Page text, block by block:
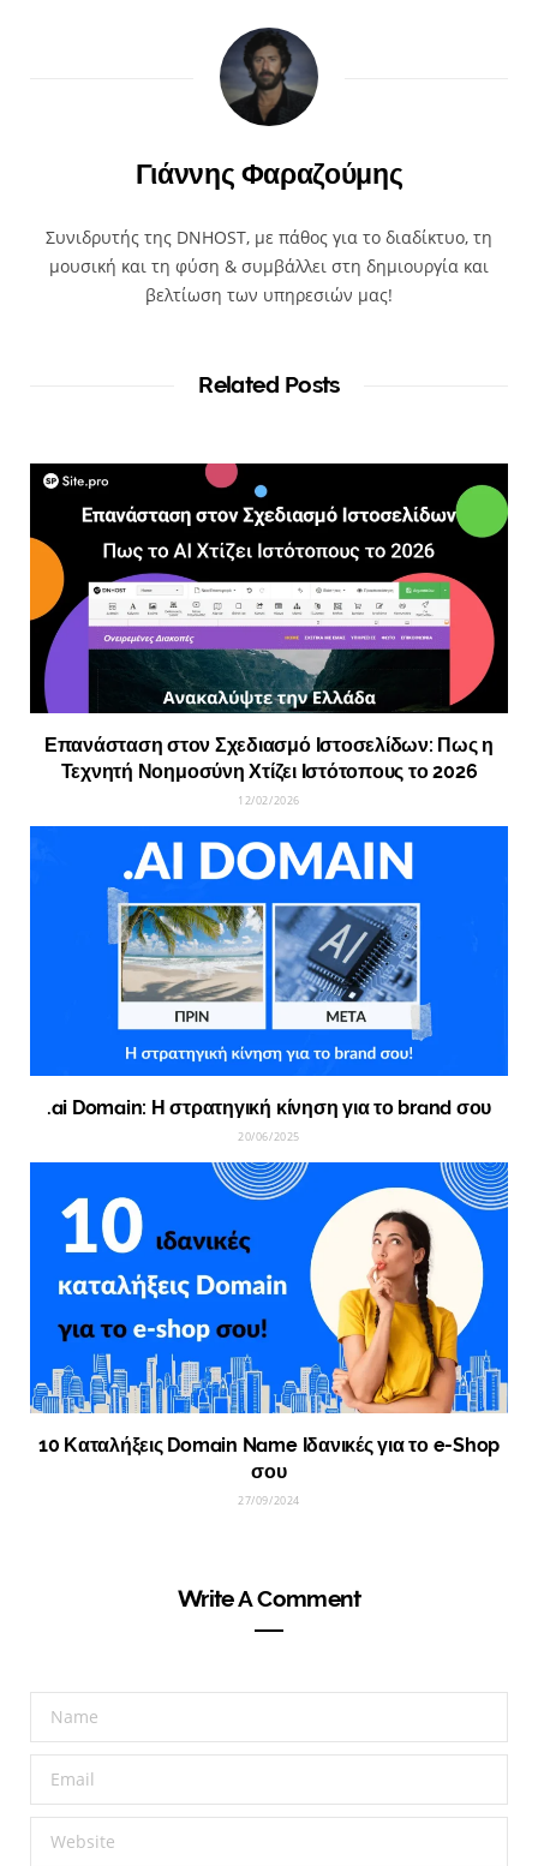
Γιάννης Φαραζούμης
Συνιδρυτής της DNHOST, με πάθος για το διαδίκτυο, τη
μουσική και τη φύση & συμβάλλει στη δημιουργία και
βελτίωση των υπηρεσιών μας!
Related Posts
Επανάσταση στον Σχεδιασμό Ιστοσελίδων: Πως η
Τεχνητή Νοημοσύνη Χτίζει Ιστότοπους το 2026
12/02/2026
.ai Domain: Η στρατηγική κίνηση για το brand σου
20/06/2025
10 Καταλήξεις Domain Name Ιδανικές για το e-Shop
σου
27/09/2024
Write A Comment